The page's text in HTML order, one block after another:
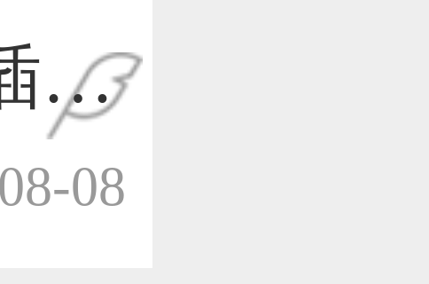
成功备案！
成功备案！
画
08